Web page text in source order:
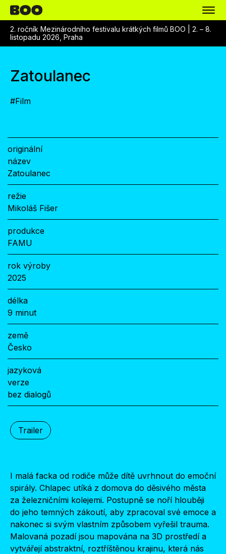
2. ročník Mezinárodního festivalu krátkých filmů BOO | 2. – 8.
listopadu 2026, Praha
Zatoulanec
#Film
originální
název
Zatoulanec
režie
Mikoláš Fišer
produkce
FAMU
rok výroby
2025
délka
9 minut
země
Česko
jazyková
verze
bez dialogů
Trailer
I malá facka od rodiče může dítě uvrhnout do emoční
spirály. Chlapec utíká z domova do děsivého města
za železničními kolejemi. Postupně se noří hlouběji
do jeho temných zákoutí, aby zpracoval své emoce a
nakonec si svým vlastním způsobem vyřešil trauma.
Malovaná pozadí jsou mapována na 3D prostředí a
vytvářejí abstraktní, roztříštěnou krajinu, která nás